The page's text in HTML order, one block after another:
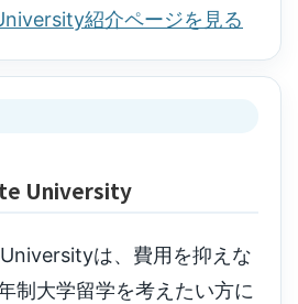
紹介ページを見る
University
は、費用を抑えな
制大学留学を考えたい方に